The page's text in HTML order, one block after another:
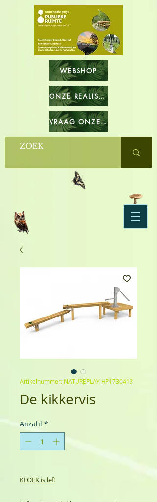
WEBSHOP
ONZE REALISATIES
VRAAG ONZE CATALOGUS OP
Artikelnummer: NATUREPLAY HP1730413
De kikkervis
Anzahl *
KLOEK is lef!